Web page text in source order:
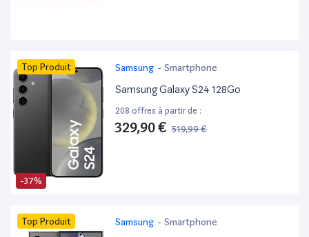
-37%
Top Produit Samsung - Smartphone
Samsung Galaxy S24 128Go
208 offres à partir de :
329,90 € 519,99 €
Top Produit Samsung - Smartphone